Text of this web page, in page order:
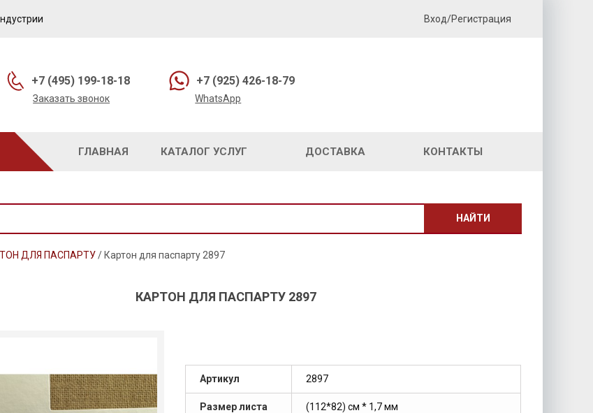
Вход/Регистрация
+7 (495) 199-18-18
Заказать звонок
+7 (925) 426-18-79
WhatsApp
ГЛАВНАЯ КАТАЛОГ УСЛУГ ДОСТАВКА КОНТАКТЫ
НАЙТИ
ДЛЯ ПАСПАРТУ / Картон для паспарту 2897
КАРТОН ДЛЯ ПАСПАРТУ 2897
Артикул 2897
Размер листа (112*82) см * 1,7 мм